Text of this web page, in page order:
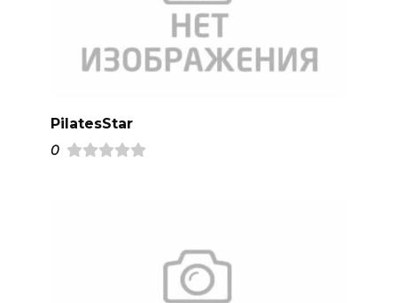
PilatesStar
0